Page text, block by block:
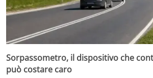
Sorpassometro, il dispositivo che
può costare caro